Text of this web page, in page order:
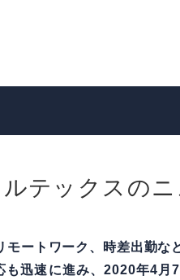
テックスの
ートワーク、時差出勤
迅速に進み、2020年4